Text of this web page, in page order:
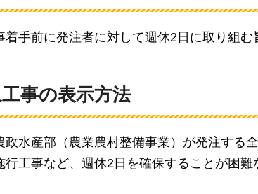
着手前に発注者に対して週休2日に取り組
工事の表示方法
政水産部（農業農村整備事業）が発注する
行工事など、週休2日を確保することが困難